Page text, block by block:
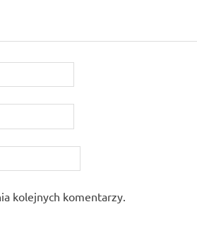
kolejnych komentarzy.